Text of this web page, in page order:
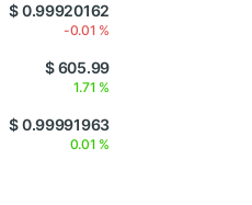
$ 0.99920162
-0.01 %
$ 605.99
1.71 %
$ 0.99991963
0.01 %